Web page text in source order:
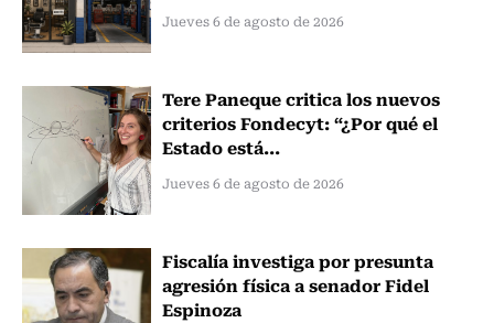
Jueves 6 de agosto de 2026
Tere Paneque critica los nuevos
criterios Fondecyt: “¿Por qué el
Estado está...
Jueves 6 de agosto de 2026
Fiscalía investiga por presunta
agresión física a senador Fidel
Espinoza